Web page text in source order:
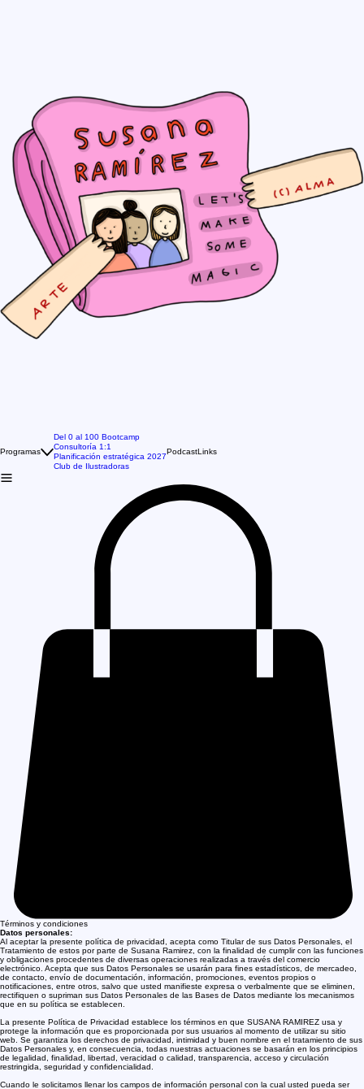
Del 0 al 100 Bootcamp
Consultoría 1:1
Planificación estratégica 2027
Términos y condiciones
Datos personales:
Al aceptar la presente política de privacidad, acepta como Titular de sus Datos Personales, el
Tratamiento de estos por parte de Susana Ramirez, con la finalidad de cumplir con las funciones
y obligaciones procedentes de diversas operaciones realizadas a través del comercio
electrónico. Acepta que sus Datos Personales se usarán para fines estadísticos, de mercadeo,
de contacto, envío de documentación, información, promociones, eventos propios o
notificaciones, entre otros, salvo que usted manifieste expresa o verbalmente que se eliminen,
rectifiquen o supriman sus Datos Personales de las Bases de Datos mediante los mecanismos
que en su política se establecen.
La presente Política de Privacidad establece los términos en que SUSANA RAMIREZ usa y
protege la información que es proporcionada por sus usuarios al momento de utilizar su sitio
web. Se garantiza los derechos de privacidad, intimidad y buen nombre en el tratamiento de sus
Datos Personales y, en consecuencia, todas nuestras actuaciones se basarán en los principios
de legalidad, finalidad, libertad, veracidad o calidad, transparencia, acceso y circulación
restringida, seguridad y confidencialidad.